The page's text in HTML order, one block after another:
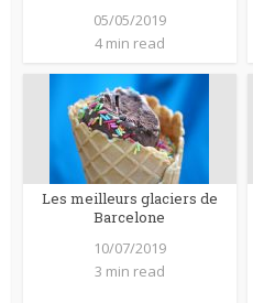
05/05/2019
4 min read
Les meilleurs glaciers de
Barcelone
10/07/2019
3 min read